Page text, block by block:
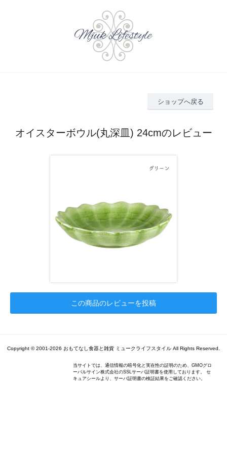
ショップへ戻る
オイスターボウル(丸深皿) 24cmのレビュー
この商品のレビューを投稿
Copyright © 2001-2026 おもてなし食器と雑貨 ミュークライフスタイル All Rights Reserved.
当サイトでは、通信情報の暗号化と実在性の証明のため、GMOグロ
ーバルサイン株式会社のSSLサーバ証明書を使用しております。 セ
キュアシールより、サーバ証明書の検証結果をご確認ください。